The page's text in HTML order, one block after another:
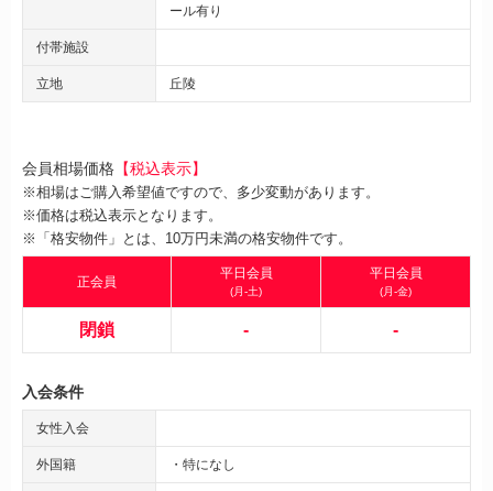
ール有り
付帯施設
立地 丘陵
会員相場価格 【税込表示】
※相場はご購入希望値ですので、多少変動があります。
※価格は税込表示となります。
※「格安物件」とは、10万円未満の格安物件です。
正会員
平日会員
(月-土)
平日会員
(月-金)
閉鎖 - -
入会条件
女性入会
外国籍 ・特になし